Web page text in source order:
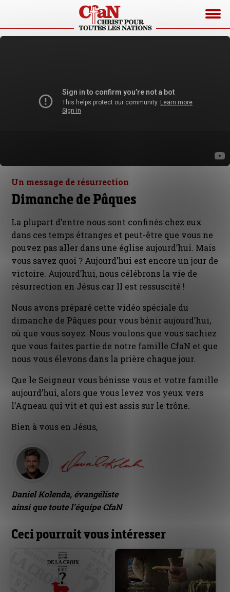
Un message de résurrection
Dimanche de Pâques
La plupart d’entre nous sont confinés chez eux
dans ces temps étranges et peut-être que vous ne
pouvez pas aller dans une église aujourd’hui. Mais
vous savez quoi ? Aujourd’hui est encore un jour de
victoire. Aujourd’hui, nous célébrons la vie de
résurrection en Jésus car Il est ressuscité !
Nous avons préparé cette vidéo spéciale du
dimanche de Pâques pour vous bénir aujourd’hui,
où que vous soyez. Nous voulons que vous sachiez
que vous faites partie de notre famille CfaN et que
nous vous élevons dans la prière chaque jour.
Que le Seigneur vous bénisse vous et votre famille
aujourd’hui, alors que vous levez vos yeux vers
l’Agneau qui vit et qui est assis sur le trône.
Bien à vous en Jésus,
Daniel Kolenda, évangéliste
ainsi que toute l’équipe CfaN
Ceci pourrait vous intéresser